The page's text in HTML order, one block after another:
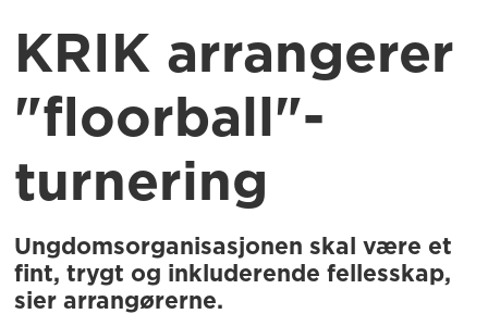
KRIK arrangerer
"floorball"-
turnering
Ungdomsorganisasjonen skal være et
fint, trygt og inkluderende fellesskap,
sier arrangørerne.